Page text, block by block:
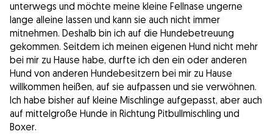
unterwegs und möchte meine kleine Fellnase ungerne
lange alleine lassen und kann sie auch nicht immer
mitnehmen. Deshalb bin ich auf die Hundebetreuung
gekommen. Seitdem ich meinen eigenen Hund nicht mehr
bei mir zu Hause habe, durfte ich den ein oder anderen
Hund von anderen Hundebesitzern bei mir zu Hause
willkommen heißen, auf sie aufpassen und sie verwöhnen.
Ich habe bisher auf kleine Mischlinge aufgepasst, aber auch
auf mittelgroße Hunde in Richtung Pitbullmischling und
Boxer.